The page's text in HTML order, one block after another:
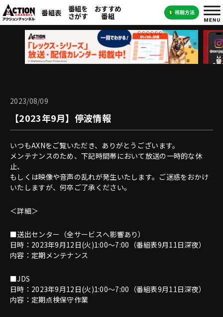
番組表 番組を
さがす
おすすめ
番組
2023/08/09
【2023年9月】停波情報
いつもAXNをご覧いただき、ありがとうございます。
メンテナンスのため、下記時間帯において放送の一時的な休
止、
もしくは映像や音声の乱れが発生いたします。ご迷惑をおかけ
いたしますが、何卒ご了承ください。
＜詳細＞
■送出センター（全サービスへ影響あり）
日時：2023年9月12日(火)1:00～7:00（番組表9月11日深夜）
内容：定期メンテナンス
■JDS
日時：2023年9月12日(火)1:00～7:00（番組表9月11日深夜）
内容：定期点検保守作業